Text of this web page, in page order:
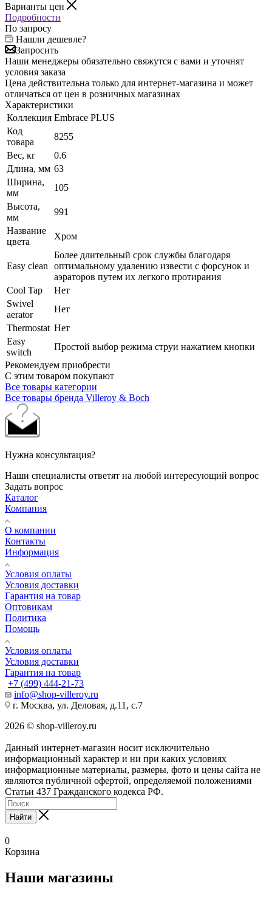
Варианты цен
Подробности
По запросу
Нашли дешевле?
Запросить
Наши менеджеры обязательно свяжутся с вами и уточнят
условия заказа
Цена действительна только для интернет-магазина и может
отличаться от цен в розничных магазинах
Характеристики
Коллекция Embrace PLUS
Код
товара
8255
Вес, кг
0.6
Длина, мм 63
Ширина,
мм
105
Высота,
мм
991
Название
цвета
Хром
Easy clean
Более длительный срок службы благодаря
оптимальному удалению извести с форсунок и
аэраторов путем их легкого протирания
Cool Tap
Нет
Swivel
aerator
Нет
Thermostat Нет
Easy
switch
Простой выбор режима струи нажатием кнопки
Рекомендуем приобрести
С этим товаром покупают
Все товары категории
Все товары бренда Villeroy & Boch
Нужна консультация?
Наши специалисты ответят на любой интересующий вопрос
Задать вопрос
Каталог
Компания
О компании
Контакты
Информация
Условия оплаты
Условия доставки
Гарантия на товар
Оптовикам
Политика
Помощь
Условия оплаты
Условия доставки
Гарантия на товар
+7 (499) 444-21-73
info@shop-villeroy.ru
г. Москва, ул. Деловая, д.11, с.7
2026 © shop-villeroy.ru
Данный интернет-магазин носит исключительно
информационный характер и ни при каких условиях
информационные материалы, размеры, фото и цены сайта не
являются публичной офертой, определяемой положениями
Статьи 437 Гражданского кодекса РФ.
Найти
0
Корзина
Наши магазины